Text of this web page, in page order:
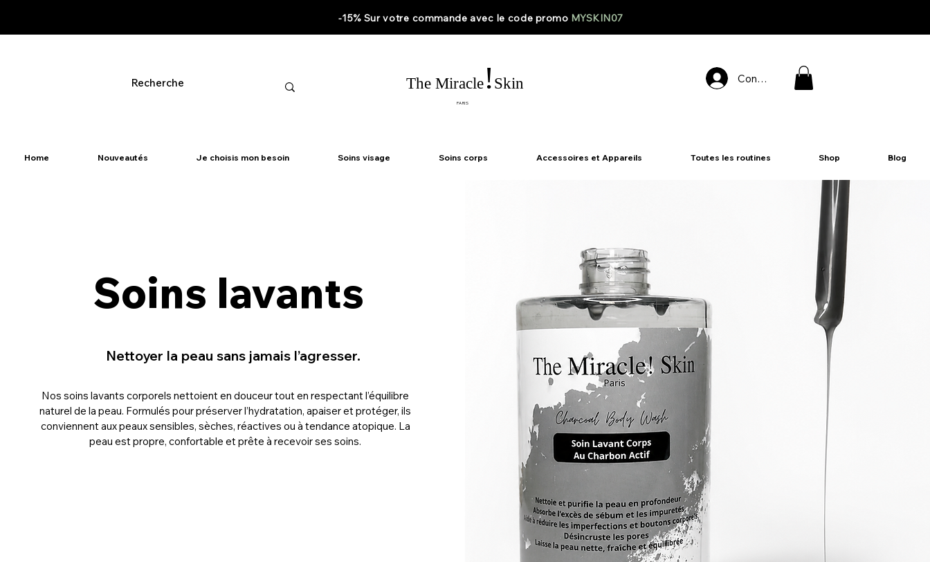
-15% Sur votre commande avec le code promo MYSKIN07
The Miracle ! Skin
PARIS
Connexion
Home Nouveautés Je choisis mon besoin Soins visage Soins corps Accessoires et Appareils Toutes les routines Shop Blog
Soins lavants
Nettoyer la peau sans jamais l’agresser.
Nos soins lavants corporels nettoient en douceur tout en respectant l’équilibre
naturel de la peau. Formulés pour préserver l’hydratation, apaiser et protéger, ils
conviennent aux peaux sensibles, sèches, réactives ou à tendance atopique. La
peau est propre, confortable et prête à recevoir ses soins.